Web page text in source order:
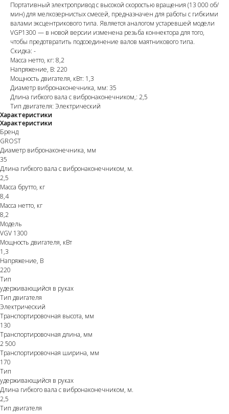
Портативный электропривод с высокой скоростью вращения (13 000 об/
мин) для мелкозернистых смесей, предназначен для работы с гибкими
валами эксцентрикового типа. Является аналогом устаревшей модели
VGP1300 — в новой версии изменена резьба коннектора для того,
чтобы предотвратить подсоединение валов маятникового типа.
Скидка: -
Масса нетто, кг: 8,2
Напряжение, В: 220
Мощность двигателя, кВт: 1,3
Диаметр вибронаконечника, мм: 35
Длина гибкого вала с вибронаконечником,: 2,5
Тип двигателя: Электрический
Характеристики
Характеристики
Бренд
GROST
Диаметр вибронаконечника, мм
35
Длина гибкого вала с вибронаконечником, м.
2,5
Масса брутто, кг
8,4
Масса нетто, кг
8,2
Модель
VGV 1300
Мощность двигателя, кВт
1,3
Напряжение, В
220
Тип
удерживающийся в руках
Тип двигателя
Электрический
Транспортировочная высота, мм
130
Транспортировочная длина, мм
2 500
Транспортировочная ширина, мм
170
Тип
удерживающийся в руках
Длина гибкого вала с вибронаконечником, м.
2,5
Тип двигателя